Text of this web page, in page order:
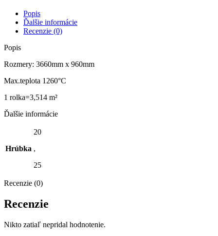
Popis
Ďalšie informácie
Recenzie (0)
Popis
Rozmery: 3660mm x 960mm
Max.teplota 1260°C
1 rolka=3,514 m²
Ďalšie informácie
Hrúbka
20
,
25
Recenzie (0)
Recenzie
Nikto zatiaľ nepridal hodnotenie.